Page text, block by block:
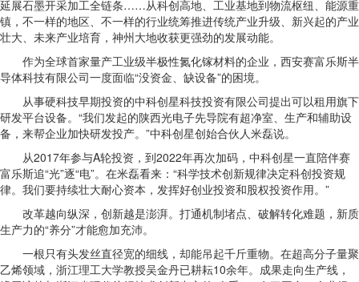
延展石墨开采加工全链条……从科创高地、工业基地到物流枢纽、能源重
镇，不一样的地区、不一样的行业统筹推进传统产业升级、新兴起的产业
壮大、未来产业培育，神州大地收获更强劲的发展动能。
作为全球首家量产工业级半极性氮化镓材料的企业，西安赛富乐斯半
导体科技有限公司一度面临“没资金、缺设备”的困境。
从事硬科技早期投资的中科创星科技投资有限公司提出可以租用旗下
研发平台设备。“我们发起的陕西光电子先导院有超净室、生产和辅助设
备，来帮企业加快研发投产。”中科创星创始合伙人米磊说。
从2017年参与A轮投资，到2022年再次加码，中科创星一直陪伴赛
富乐斯追“光”逐“电”。在米磊看来：“科学技术创新规律决定科创投资规
律。我们要持续壮大耐心资本，发挥好创业投资和股权投资作用。”
改革越向纵深，创新越是澎湃。打通机制堵点、破解转化难题，新质
生产力的“养分”才能愈加充沛。
一根只有头发丝直径宽的细线，却能吊起千斤重物。在超高分子量聚
乙烯领域，浙江理工大学教授吴金丹已耕耘10余年。成果走向生产线，